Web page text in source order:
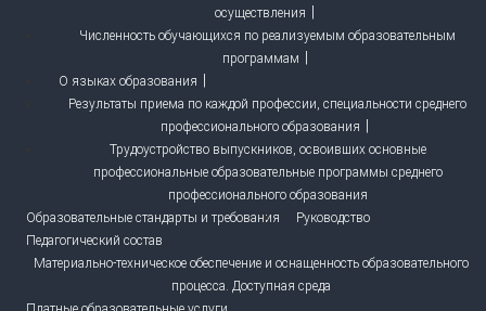
осуществления
Численность обучающихся по реализуемым образовательным
программам
О языках образования
Результаты приема по каждой профессии, специальности среднего
профессионального образования
Трудоустройство выпускников, освоивших основные
профессиональные образовательные программы среднего
профессионального образования
Образовательные стандарты и требования
Руководство
Педагогический состав
Материально-техническое обеспечение и оснащенность образовательного
процесса. Доступная среда